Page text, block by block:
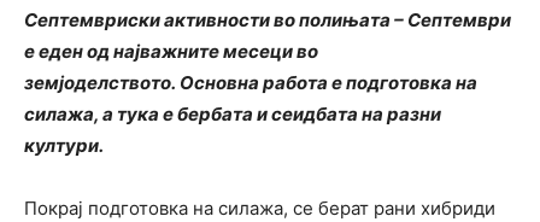
Септемвриски активности во полињата – Септември
е еден од најважните месеци во
земјоделството. Основна работа е подготовка на
силажа, а тука е бербата и сеидбата на разни
култури.
Покрај подготовка на силажа, се берат рани хибриди